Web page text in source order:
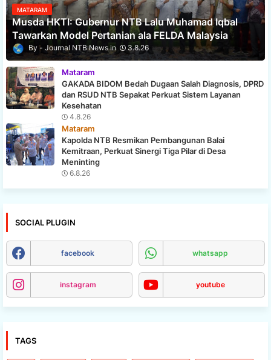
MATARAM
Musda HKTI: Gubernur NTB Lalu Muhamad Iqbal
Tawarkan Model Pertanian ala FELDA Malaysia
Journal NTB News 3.8.26
Mataram
GAKADA BIDOM Bedah Dugaan Salah Diagnosis, DPRD
dan RSUD NTB Sepakat Perkuat Sistem Layanan
Kesehatan
4.8.26
Mataram
Kapolda NTB Resmikan Pembangunan Balai
Kemitraan, Perkuat Sinergi Tiga Pilar di Desa
Meninting
6.8.26
SOCIAL PLUGIN
facebook whatsapp
instagram youtube
TAGS